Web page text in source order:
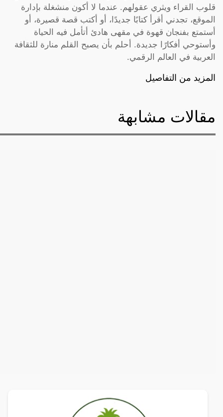
قلوب القراء ويثري عقولهم. عندما لا أكون منشغلة بإدارة
الموقع، تجدني أقرأ كتابًا جديدًا، أو أكتب قصة قصيرة، أو
أستمتع بفنجان قهوة في مقهى هادئ أتأمل فيه الحياة
وأستوحي أفكارًا جديدة. أحلم بأن يصبح القلم منارة للثقافة
العربية في العالم الرقمي.
المزيد من التفاصيل
مقالات مشابهة